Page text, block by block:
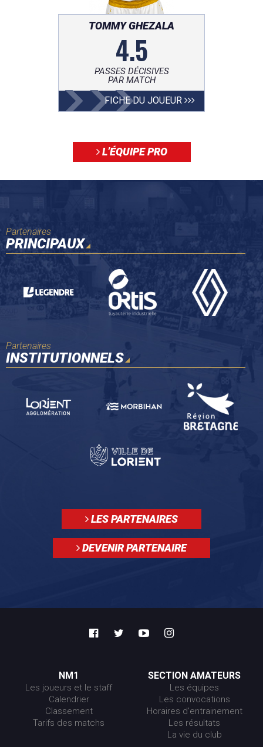
TOMMY GHEZALA
4.5
PASSES DÉCISIVES
PAR MATCH
FICHE DU JOUEUR
L’ÉQUIPE PRO
Partenaires
PRINCIPAUX
Partenaires
INSTITUTIONNELS
LES PARTENAIRES
DEVENIR PARTENAIRE
NM1
Les joueurs et le staff
Calendrier
Classement
Tarifs des matchs
SECTION AMATEURS
Les équipes
Les convocations
Horaires d’entrainement
Les résultats
La vie du club